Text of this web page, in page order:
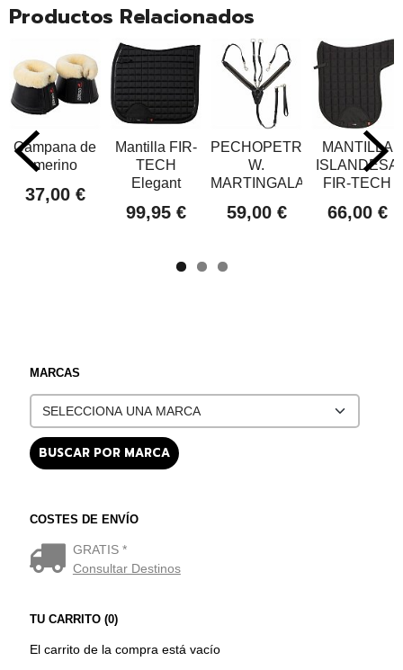
MARCAS
COSTES DE ENVÍO
GRATIS *
Consultar Destinos
TU CARRITO (0)
El carrito de la compra está vacío
Productos Relacionados
Campana de
merino
37,00 €
Mantilla FIR-
TECH
Elegant
99,95 €
PECHOPETRAL
W.
MARTINGALA
59,00 €
MANTILLA
ISLANDESA
FIR-TECH
66,00 €